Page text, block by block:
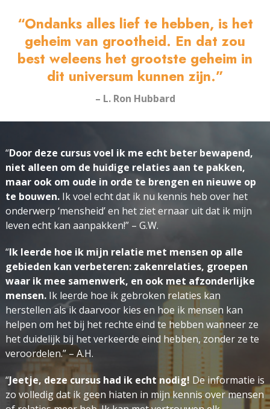
“Ondanks alles lief te hebben, is het
geheim van grootheid. En dat zou
best weleens het grootste geheim in
dit universum kunnen zijn.”
– L. Ron Hubbard
“Door deze cursus voel ik me echt beter bewapend,
niet alleen om de huidige relaties aan te pakken,
maar ook om oude in orde te brengen en nieuwe op
te bouwen. Ik voel echt dat ik nu kennis heb over het
onderwerp ‘mensheid’ en het ziet ernaar uit dat ik mijn
leven echt kan aanpakken!” – G.W.
“Ik leerde hoe ik mijn relatie met mensen op alle
gebieden kan verbeteren: zakenrelaties, groepen
waar ik mee samenwerk, en ook met afzonderlijke
mensen. Ik leerde hoe ik gebroken relaties kan
herstellen als ik daarvoor kies en hoe ik mensen kan
helpen om het bij het rechte eind te hebben wanneer ze
het duidelijk bij het verkeerde eind hebben, zonder ze te
veroordelen.”– A.H.
“Jeetje, deze cursus had ik echt nodig! De informatie is
zo volledig dat ik geen hiaten in mijn kennis over mensen